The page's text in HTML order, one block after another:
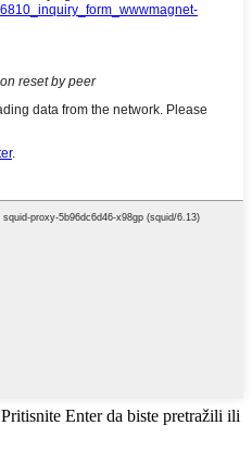
Pritisnite Enter da biste pretražili ili